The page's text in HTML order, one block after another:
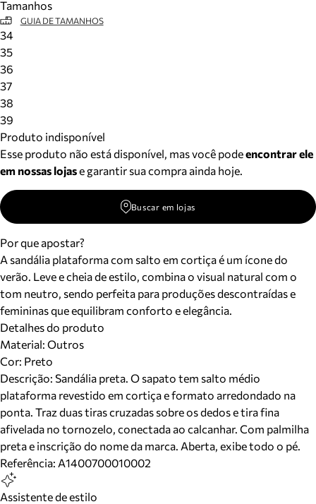
Tamanhos
GUIA DE TAMANHOS
34
35
36
37
38
39
Produto indisponível
Esse produto não está disponível, mas você podeencontrar ele
em nossas lojase garantir sua compra ainda hoje.
Buscar em lojas
Por que apostar?
A sandália plataforma com salto em cortiça é um ícone do
verão. Leve e cheia de estilo, combina o visual natural com o
tom neutro, sendo perfeita para produções descontraídas e
femininas que equilibram conforto e elegância.
Detalhes do produto
Material: Outros
Cor: Preto
Descrição: Sandália preta. O sapato tem salto médio
plataforma revestido em cortiça e formato arredondado na
ponta. Traz duas tiras cruzadas sobre os dedos e tira fina
afivelada no tornozelo, conectada ao calcanhar. Com palmilha
preta e inscrição do nome da marca. Aberta, exibe todo o pé.
Referência: A1400700010002
Assistente de estilo